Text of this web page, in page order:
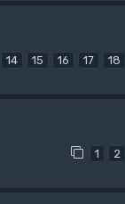
14 15 16 17 18
1 2